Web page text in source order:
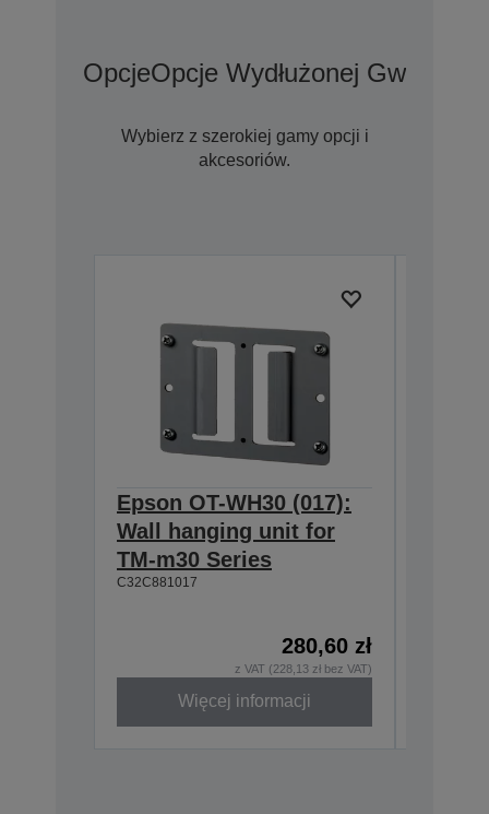
OpcjeOpcje Wydłużonej
Wybierz z szerokiej gamy opcji i
akcesoriów.
Epson OT-WH30 (017):
Wall hanging unit for
TM-m30 Series
C32C881017
280,60 zł
z VAT (228,13 zł bez VAT)
Więcej informacji